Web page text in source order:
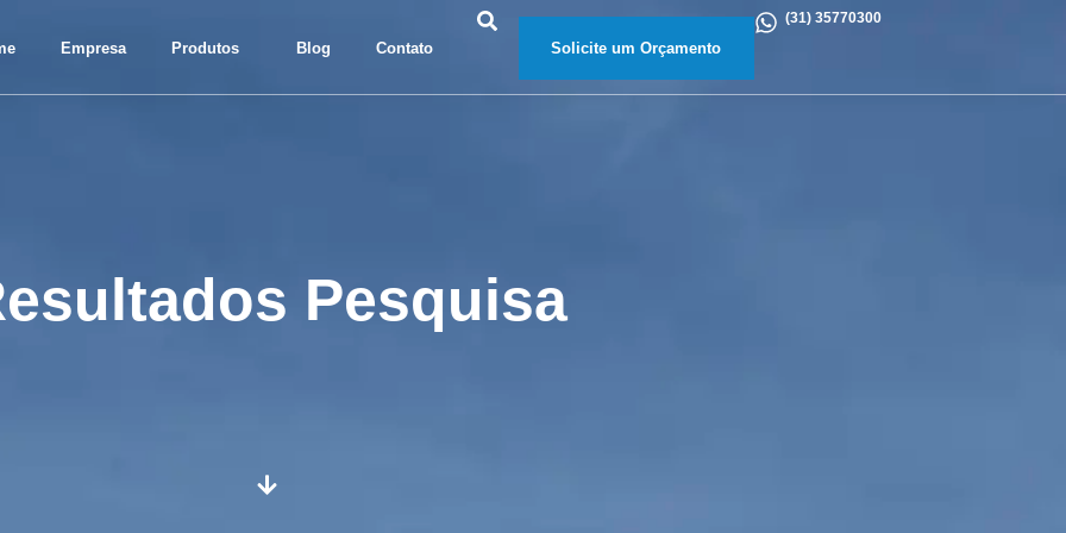
Empresa Produtos Blog Contato Solicite um Orçamento
(31) 35770300
Pesquisa